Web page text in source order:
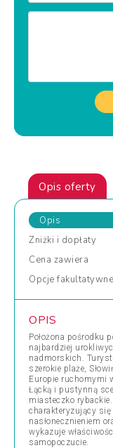
Opis oferty
Opis
Zniżki i dopłaty
Cena zawiera
Opcje fakultatywne
OPIS
Położona pośrodku
najbardziej
nadmorskich.
szerokie plaże,
Europie ruchomymi
Łącką i pustynną
miasteczko
charakteryzujący
nasłonecznieniem
wykazuje
samopoczucie.